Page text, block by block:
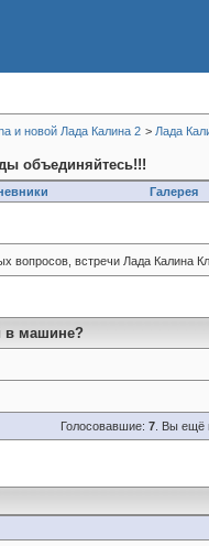
и новой Лада Калина 2 > Лада
объединяйтесь!!!
Галерея
вопросов, встречи Лада Калина
в машине?
Голосовавшие: 7 . Вы ещё